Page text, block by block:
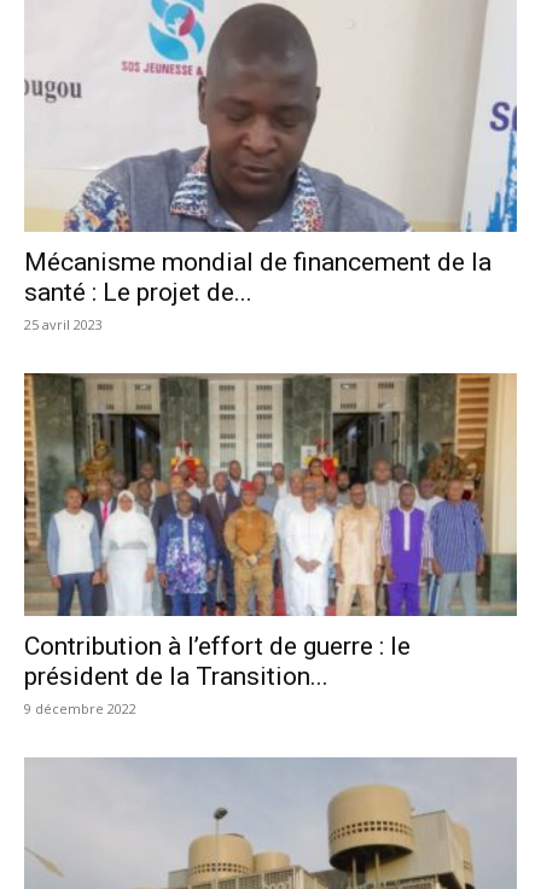
Mécanisme mondial de financement de la
santé : Le projet de...
25 avril 2023
Contribution à l’effort de guerre : le
président de la Transition...
9 décembre 2022